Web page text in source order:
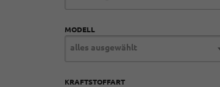
MODELL
alles ausgewählt
KRAFTSTOFFART